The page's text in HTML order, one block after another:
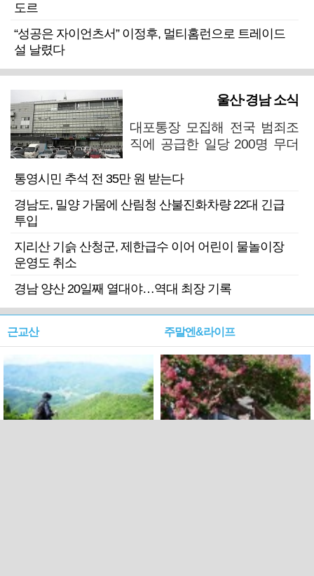
도르
“성공은 자이언츠서” 이정후, 멀티홈런으로 트레이드
설 날렸다
울산·경남 소식
대포통장 모집해 전국 범죄조
직에 공급한 일당 200명 무더
통영시민 추석 전 35만 원 받는다
경남도, 밀양 가뭄에 산림청 산불진화차량 22대 긴급
투입
지리산 기슭 산청군, 제한급수 이어 어린이 물놀이장
운영도 취소
경남 양산 20일째 열대야…역대 최장 기록
근교산 주말엔&라이프